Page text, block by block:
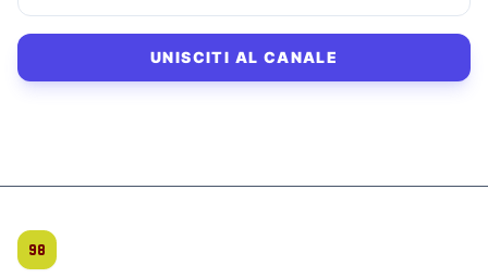
UNISCITI AL CANALE